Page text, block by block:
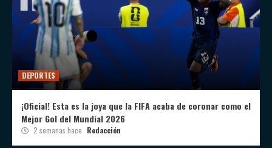
DEPORTES
¡Oficial! Esta es la joya que la FIFA acaba de coronar como el
Mejor Gol del Mundial 2026
2 semanas hace Redacción